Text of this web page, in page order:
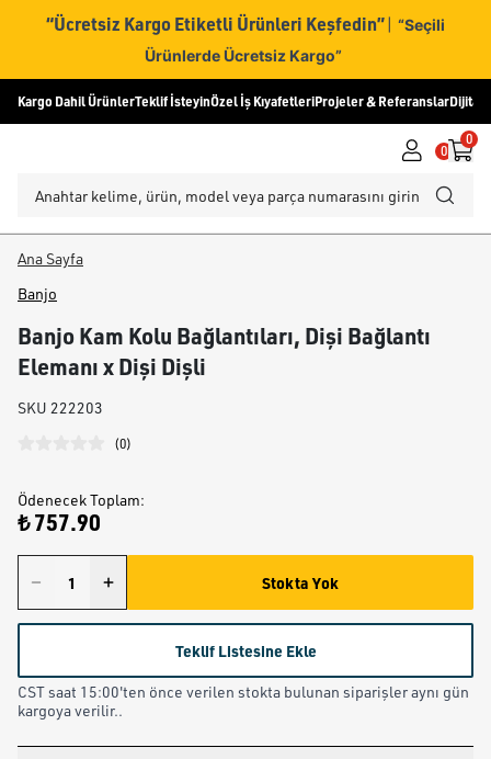
“Ücretsiz Kargo Etiketli Ürünleri Keşfedin” | “Seçili
Ürünlerde Ücretsiz Kargo”
Kargo Dahil ÜrünlerTeklif İsteyinÖzel İş KıyafetleriProjeler & ReferanslarDijital
0
0
Ana Sayfa
Banjo
Banjo Kam Kolu Bağlantıları, Dişi Bağlantı
Elemanı x Dişi Dişli
SKU 222203
(0)
Ödenecek Toplam:
₺ 757.90
Stokta Yok
Teklif Listesine Ekle
CST saat 15:00'ten önce verilen stokta bulunan siparişler aynı gün
kargoya verilir..